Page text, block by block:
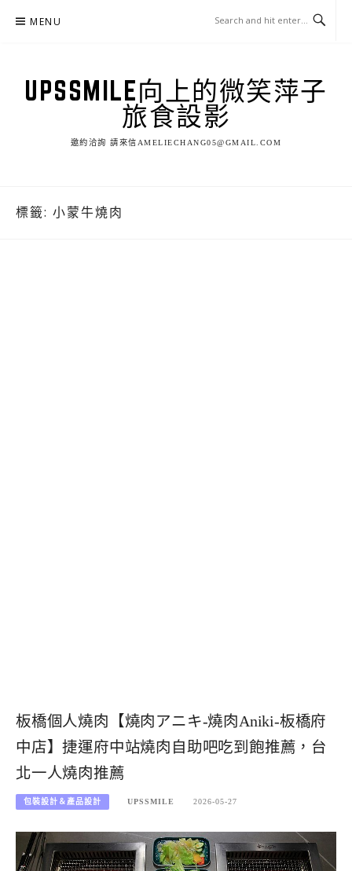
MENU
UPSSMILE向上的微笑萍子
旅食設影
邀約洽詢 請來信AMELIECHANG05@GMAIL.COM
標籤: 小蒙牛燒肉
板橋個人燒肉【燒肉アニキ-燒肉Aniki-板橋府
中店】捷運府中站燒肉自助吧吃到飽推薦，台
北一人燒肉推薦
包裝設計＆產品設計 UPSSMILE 2026-05-27